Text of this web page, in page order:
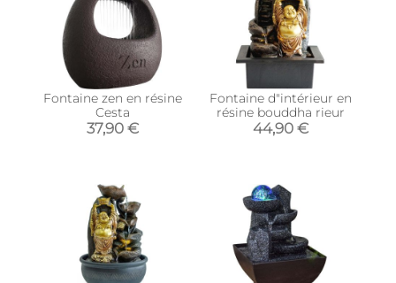
Fontaine zen en résine
Cesta
37,90 €
Fontaine d"intérieur en
résine bouddha rieur
44,90 €